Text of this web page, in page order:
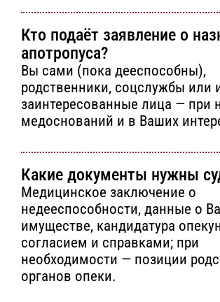
Кто подаёт заявление о
апотропуса?
Вы сами (пока дееспособны),
родственники, соцслужбы или
заинтересованные лица — при
медоснований и в Ваших
Какие документы нужны
Медицинское заключение о
недееспособности, данные о
имуществе, кандидатура
согласием и справками; при
необходимости — позиции
органов опеки.